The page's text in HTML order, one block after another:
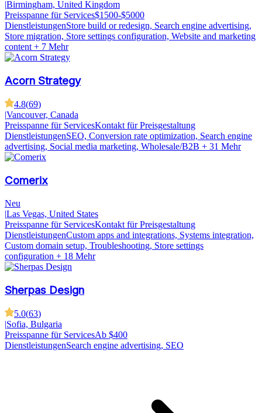
|Birmingham, United Kingdom
Preisspanne für Services$1500-$5000
DienstleistungenStore build or redesign, Search engine advertising,
Store migration, Store settings configuration, Website and marketing
content + 7 Mehr
Acorn Strategy
4.8(69)
|Vancouver, Canada
Preisspanne für ServicesKontakt für Preisgestaltung
DienstleistungenSEO, Conversion rate optimization, Search engine
advertising, Social media marketing, Wholesale/B2B + 31 Mehr
Comerix
Neu
|Las Vegas, United States
Preisspanne für ServicesKontakt für Preisgestaltung
DienstleistungenCustom apps and integrations, Systems integration,
Custom domain setup, Troubleshooting, Store settings
configuration + 18 Mehr
Sherpas Design
5.0(63)
|Sofia, Bulgaria
Preisspanne für ServicesAb $400
DienstleistungenSearch engine advertising, SEO